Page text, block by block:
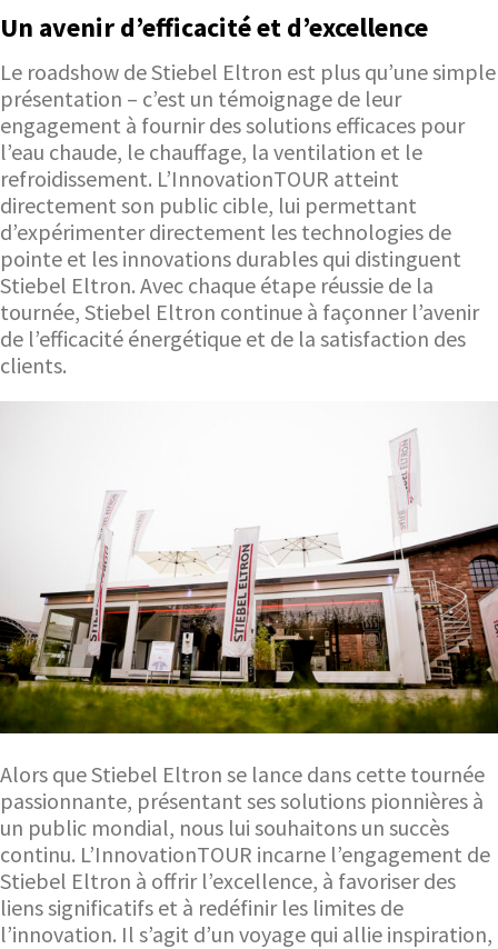
Un avenir d’efficacité et d’excellence
Le roadshow de Stiebel Eltron est plus qu’une simple
présentation – c’est un témoignage de leur
engagement à fournir des solutions efficaces pour
l’eau chaude, le chauffage, la ventilation et le
refroidissement. L’InnovationTOUR atteint
directement son public cible, lui permettant
d’expérimenter directement les technologies de
pointe et les innovations durables qui distinguent
Stiebel Eltron. Avec chaque étape réussie de la
tournée, Stiebel Eltron continue à façonner l’avenir
de l’efficacité énergétique et de la satisfaction des
clients.
Alors que Stiebel Eltron se lance dans cette tournée
passionnante, présentant ses solutions pionnières à
un public mondial, nous lui souhaitons un succès
continu. L’InnovationTOUR incarne l’engagement de
Stiebel Eltron à offrir l’excellence, à favoriser des
liens significatifs et à redéfinir les limites de
l’innovation. Il s’agit d’un voyage qui allie inspiration,